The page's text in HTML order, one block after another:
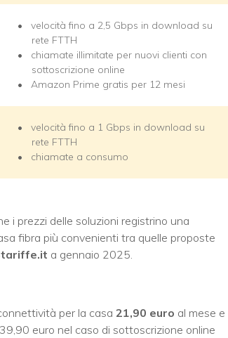
velocità fino a 2,5 Gbps in download su
rete FTTH
chiamate illimitate per nuovi clienti con
sottoscrizione online
Amazon Prime gratis per 12 mesi
velocità fino a 1 Gbps in download su
rete FTTH
chiamate a consumo
i prezzi delle soluzioni registrino una
fibra più convenienti tra quelle proposte
a gennaio 2025.
per la casa 21,90 euro al mese e
euro nel caso di sottoscrizione online